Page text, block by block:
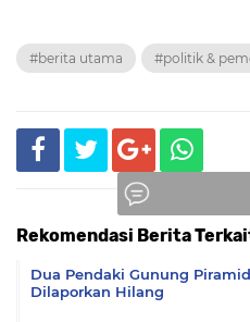
#berita utama #politik &
Rekomendasi Berita
Dua Pendaki Gunung
Dilaporkan Hilang